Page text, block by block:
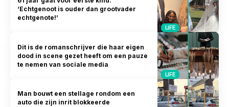
LIFE
‘Echtgenoot is ouder dan grootvader
echtgenote!’
LIFE
Dit is de romanschrijver die haar eigen
dood in scene gezet heeft om een pauze
te nemen van sociale media
Man bouwt een stellage rondom een
auto die zijn inrit blokkeerde